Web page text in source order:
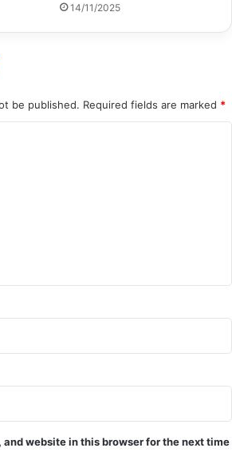
14/11/2025
be published. Required fields are marked *
and website in this browser for the next time